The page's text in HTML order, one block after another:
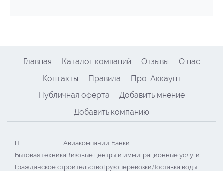
Главная Каталог компаний Отзывы
О нас
Контакты
Правила
Про-Аккаунт
Публичная оферта
Добавить мнение
Добавить компанию
IT Авиакомпании Банки
Бытовая техникаВизовые центры и иммиграционные услуги
Гражданское строительствоГрузоперевозкиДоставка воды